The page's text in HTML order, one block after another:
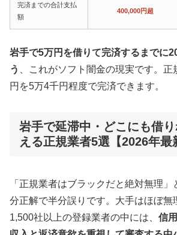
完済までの合計支払
額
400,000円超
岩手で5万円を借りて完済するまでに
う
、これがソフト闇金の現実です。
円を5万4千円程度で完済できます。
岩手で延滞中・どこにも借
える正規業者5選【2026年最
「正規業者はブラックだと絶対無理
分正解で半分誤りです。大手はほぼ無
1,500社以上の登録業者の中には、 信